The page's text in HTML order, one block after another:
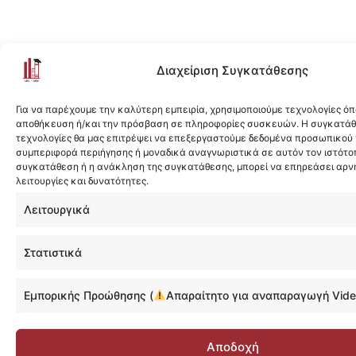
Διαχείριση Συγκατάθεσης
Για να παρέχουμε την καλύτερη εμπειρία, χρησιμοποιούμε τεχνολογίες
αποθήκευση ή/και την πρόσβαση σε πληροφορίες συσκευών. Η
τεχνολογίες θα μας επιτρέψει να επεξεργαστούμε δεδομένα
συμπεριφορά περιήγησης ή μοναδικά αναγνωριστικά σε αυτόν τον
συγκατάθεση ή η ανάκληση της συγκατάθεσης, μπορεί να επηρεάσει
λειτουργίες και δυνατότητες.
Λειτουργικά
Στατιστικά
Εμπορικής Προώθησης ( Απαραίτητο για αναπαραγωγή
Αποδοχή